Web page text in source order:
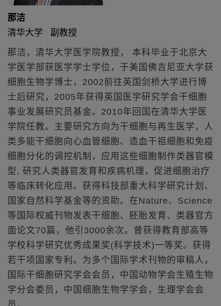
那洁
清华大学 副教授
那洁，清华大学医学院教授， 本科毕业于北京大
学医学部获医学学士学位，于美国佛吉尼亚大学获
细胞生物学博士，2002前往英国剑桥大学进行博
士后研究，2005年获得英国医学研究学会干细胞
事业发展研究员基金。2010年回国在清华大学医
学院任教。主要研究方向为干细胞与再生医学，人
类多能干细胞向心血管细胞、造血干祖细胞和免疫
细胞分化的调控机制，应用这些细胞制作类器官模
型, 研究人类器官发育和疾病机理，促进细胞治疗
等临床转化应用。获得科技部重大科学研究计划、
国家自然科学基金等的资助。在Nature、Science
等国际权威刊物发表干细胞、胚胎发育、类器官方
面论文70篇，他引3000余次。曾获得教育部高等
学校科学研究优秀成果奖(科学技术)一等奖。获得
若干项国家专利。为多个国际学术刊物的审稿人，
国际干细胞研究学会会员，中国动物学会生殖生物
学分会委员，中国细胞生物学学会，生理学会会